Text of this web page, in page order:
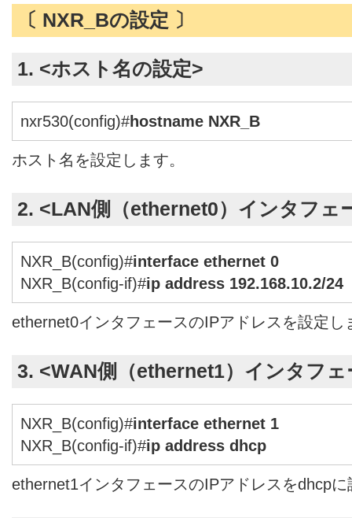
〔 NXR_Bの設定 〕
1. <ホスト名の設定>
nxr530(config)#hostname NXR_B
ホスト名を設定します。
2. <LAN側（ethernet0）インタフェ
NXR_B(config)#interface ethernet 0
NXR_B(config-if)#ip address 192.168.10.2/24
ethernet0インタフェースのIPアドレスを設定し
3. <WAN側（ethernet1）インタフェ
NXR_B(config)#interface ethernet 1
NXR_B(config-if)#ip address dhcp
ethernet1インタフェースのIPアドレスをdhcp